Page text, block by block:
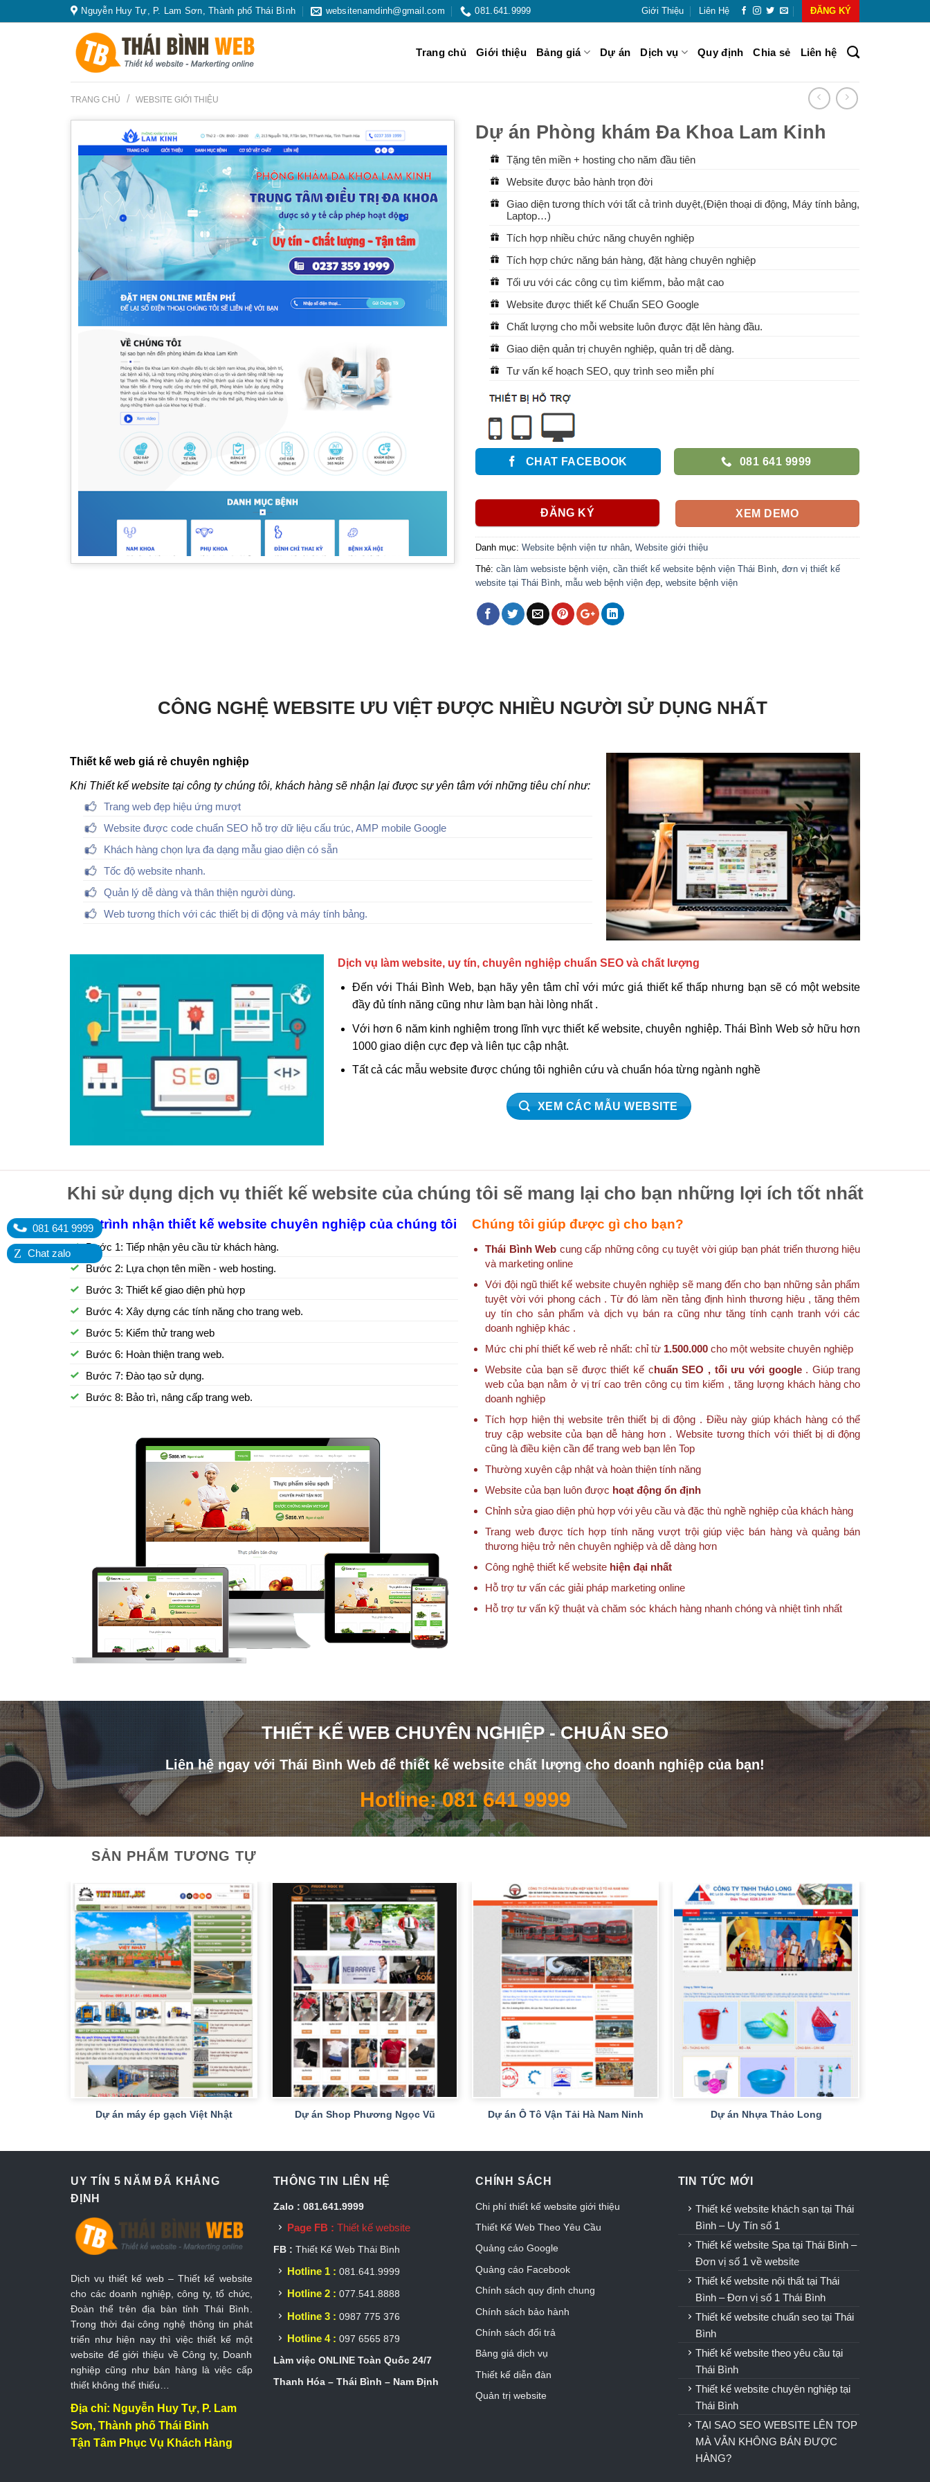
to
081 641 9999
Z Chat zalo
Nguyễn Huy Tự, P. Lam Sơn, Thành phố Thái Bình websitenamdinh@gmail.com 081.641.9999 Giới Thiệu Liên Hệ ĐĂNG KÝ
Trang chủ Giới thiệu Bảng giá Dự án Dịch vụ Quy định Chia sẻ Liên hệ
TRANG CHỦ / WEBSITE GIỚI THIỆU
Dự án Phòng khám Đa Khoa Lam Kinh
Tặng tên miền + hosting cho năm đầu tiên
Website được bảo hành trọn đời
Giao diện tương thích với tất cả trình duyệt,(Điện thoại di động, Máy tính bảng,
Laptop…)
Tích hợp nhiều chức năng chuyên nghiệp
Tích hợp chức năng bán hàng, đặt hàng chuyên nghiệp
Tối ưu với các công cụ tìm kiếmm, bảo mật cao
Website được thiết kế Chuẩn SEO Google
Chất lượng cho mỗi website luôn được đặt lên hàng đầu.
Giao diện quản trị chuyên nghiệp, quản trị dễ dàng.
Tư vấn kế hoạch SEO, quy trình seo miễn phí
CHAT FACEBOOK 081 641 9999
ĐĂNG KÝ XEM DEMO
Danh mục: Website bệnh viện tư nhân, Website giới thiệu
Thẻ: cần làm websiste bệnh viện, cần thiết kế website bệnh viện Thái Bình, đơn vị thiết kế
website tại Thái Bình, mẫu web bệnh viện đẹp, website bệnh viện
CÔNG NGHỆ WEBSITE ƯU VIỆT ĐƯỢC NHIỀU NGƯỜI SỬ DỤNG NHẤT
Thiết kế web giá rẻ chuyên nghiệp
Khi Thiết kế website tại công ty chúng tôi, khách hàng sẽ nhận lại được sự yên tâm với những tiêu chí như:
Trang web đẹp hiệu ứng mượt
Website được code chuẩn SEO hỗ trợ dữ liệu cấu trúc, AMP mobile Google
Khách hàng chọn lựa đa dạng mẫu giao diện có sẵn
Tốc độ website nhanh.
Quản lý dễ dàng và thân thiện người dùng.
Web tương thích với các thiết bị di động và máy tính bảng.
Dịch vụ làm website, uy tín, chuyên nghiệp chuẩn SEO và chất lượng
Đến với Thái Bình Web, bạn hãy yên tâm chỉ với mức giá thiết kế thấp nhưng bạn sẽ có một website
đầy đủ tính năng cũng như làm bạn hài lòng nhất .
Với hơn 6 năm kinh nghiệm trong lĩnh vực thiết kế website, chuyên nghiệp. Thái Bình Web sở hữu hơn
1000 giao diện cực đẹp và liên tục cập nhật.
Tất cả các mẫu website được chúng tôi nghiên cứu và chuẩn hóa từng ngành nghề
XEM CÁC MẪU WEBSITE
Khi sử dụng dịch vụ thiết kế website của chúng tôi sẽ mang lại cho bạn những lợi ích tốt nhất
Quy trình nhận thiết kế website chuyên nghiệp của chúng tôi
Bước 1: Tiếp nhận yêu cầu từ khách hàng.
Bước 2: Lựa chọn tên miền - web hosting.
Bước 3: Thiết kế giao diện phù hợp
Bước 4: Xây dựng các tính năng cho trang web.
Bước 5: Kiểm thử trang web
Bước 6: Hoàn thiện trang web.
Bước 7: Đào tạo sử dụng.
Bước 8: Bảo trì, nâng cấp trang web.
Chúng tôi giúp được gì cho bạn?
Thái Bình Web cung cấp những công cụ tuyệt vời giúp bạn phát triển thương hiệu
và marketing online
Với đội ngũ thiết kế website chuyên nghiệp sẽ mang đến cho bạn những sản phẩm
tuyệt vời với phong cách . Từ đó làm nền tảng định hình thương hiệu , tăng thêm
uy tín cho sản phẩm và dịch vụ bán ra cũng như tăng tính cạnh tranh với các
doanh nghiệp khác .
Mức chi phí thiết kế web rẻ nhất: chỉ từ 1.500.000 cho một website chuyên nghiệp
Website của bạn sẽ được thiết kế chuẩn SEO , tối ưu với google. Giúp trang
web của bạn nằm ở vị trí cao trên công cụ tìm kiếm , tăng lượng khách hàng cho
doanh nghiệp
Tích hợp hiện thị website trên thiết bị di động . Điều này giúp khách hàng có thể
truy cập website của bạn dễ hàng hơn . Website tương thích với thiết bị di động
cũng là điều kiện cần để trang web bạn lên Top
Thường xuyên cập nhật và hoàn thiện tính năng
Website của bạn luôn được hoạt động ổn định
Chỉnh sửa giao diện phù hợp với yêu cầu và đặc thù nghề nghiệp của khách hàng
Trang web được tích hợp tính năng vượt trội giúp việc bán hàng và quảng bán
thương hiệu trở nên chuyên nghiệp và dễ dàng hơn
Công nghệ thiết kế website hiện đại nhất
Hỗ trợ tư vấn các giải pháp marketing online
Hỗ trợ tư vấn kỹ thuật và chăm sóc khách hàng nhanh chóng và nhiệt tình nhất
THIẾT KẾ WEB CHUYÊN NGHIỆP - CHUẨN SEO
Liên hệ ngay với Thái Bình Web để thiết kế website chất lượng cho doanh nghiệp của bạn!
Hotline: 081 641 9999
SẢN PHẨM TƯƠNG TỰ
+
Dự án máy ép gạch Việt Nhật Dự án Shop Phương Ngọc Vũ Dự án Ô Tô Vận Tải Hà Nam Ninh Dự án Nhựa Thảo Long
UY TÍN 5 NĂM ĐÃ KHẲNG
ĐỊNH
Dịch vụ thiết kế web – Thiết kế website
cho các doanh nghiệp, công ty, tổ chức,
Đoàn thể trên địa bàn tỉnh Thái Bình.
Trong thời đại công nghệ thông tin phát
triển như hiện nay thì việc thiết kế một
website để giới thiệu về Công ty, Doanh
nghiệp cũng như bán hàng là việc cấp
thiết không thể thiếu…
Địa chỉ: Nguyễn Huy Tự, P. Lam
Sơn, Thành phố Thái Bình
Tận Tâm Phục Vụ Khách Hàng
THÔNG TIN LIÊN HỆ
Zalo : 081.641.9999
Page FB : Thiết kế website
FB : Thiết Kế Web Thái Bình
Hotline 1 : 081.641.9999
Hotline 2 : 077.541.8888
Hotline 3 : 0987 775 376
Hotline 4 : 097 6565 879
Làm việc ONLINE Toàn Quốc 24/7
Thanh Hóa – Thái Bình – Nam Định
CHÍNH SÁCH
Chi phí thiết kế website giới thiệu
Thiết Kế Web Theo Yêu Cầu
Quảng cáo Google
Quảng cáo Facebook
Chính sách quy định chung
Chính sách bảo hành
Chính sách đổi trả
Bảng giá dịch vụ
Thiết kế diễn đàn
Quản trị website
TIN TỨC MỚI
Thiết kế website khách sạn tại Thái
Bình – Uy Tín số 1
Thiết kế website Spa tại Thái Bình –
Đơn vị số 1 về website
Thiết kế website nội thất tại Thái
Bình – Đơn vị số 1 Thái Bình
Thiết kế website chuẩn seo tại Thái
Bình
Thiết kế website theo yêu cầu tại
Thái Bình
Thiết kế website chuyên nghiệp tại
Thái Bình
TẠI SAO SEO WEBSITE LÊN TOP
MÀ VẪN KHÔNG BÁN ĐƯỢC
HÀNG?